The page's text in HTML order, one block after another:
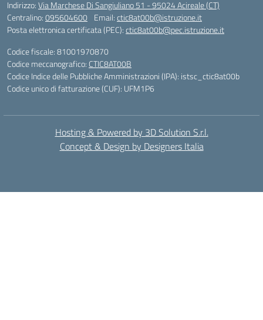
Indirizzo:Via Marchese Di Sangiuliano 51 - 95024 Acireale (CT)
Centralino:095604600 Email:ctic8at00b@istruzione.it
Posta elettronica certificata (PEC):ctic8at00b@pec.istruzione.it
Codice fiscale: 81001970870
Codice meccanografico: CTIC8AT00B
Codice Indice delle Pubbliche Amministrazioni (IPA): istsc_ctic8at00b
Codice unico di fatturazione (CUF): UFM1P6
Hosting & Powered by 3D Solution S.r.l.
Concept & Design by Designers Italia